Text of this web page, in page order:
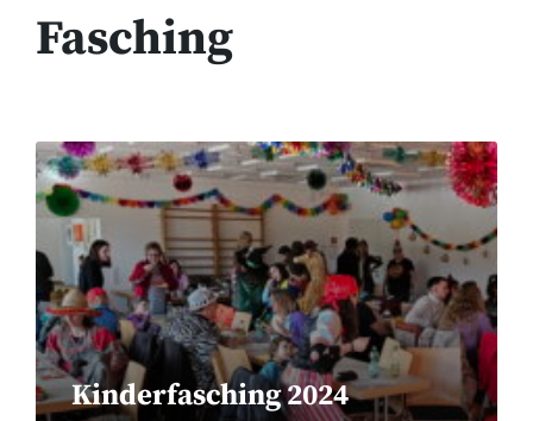
Fasching
Kinderfasching 2024
Gallerie
öffnen